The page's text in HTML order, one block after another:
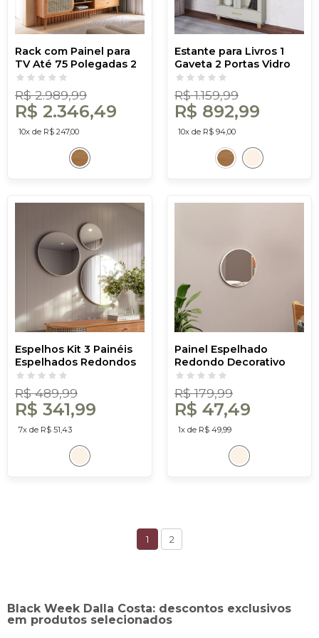
Rack com Painel para
TV Até 75 Polegadas 2
Gavetas 1 Porta com
Fita Led Ripado Freijó -
Dalla Costa
R$ 2.989,99
R$ 2.346,49
10x de R$ 247,00
Estante para Livros 1
Gaveta 2 Portas Vidro
Industrial Off White -
Dalla Costa
R$ 1.159,99
R$ 892,99
10x de R$ 94,00
Espelhos Kit 3 Painéis
Espelhados Redondos
Decorativos Basic Es15
Off White - Dalla Costa
R$ 489,99
R$ 341,99
7x de R$ 51,43
Painel Espelhado
Redondo Decorativo
Basic Es9 Off White -
Dalla Costa
R$ 179,99
R$ 47,49
1x de R$ 49,99
1 2
Black Week Dalla Costa: descontos exclusivos
em produtos selecionados